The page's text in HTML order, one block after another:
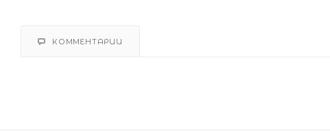
КОММЕНТАРИИ